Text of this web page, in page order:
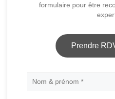
formulaire pour être
Prendre